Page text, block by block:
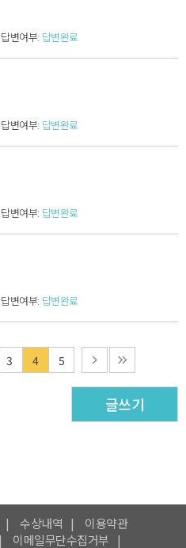
답변완료
답변완료
답변완료
답변완료
3 4 5
글쓰기
수상내역
이용약관
이메일무단수집거부